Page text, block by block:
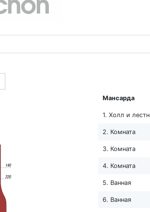
Мансарда
1. Холл и
2. Комната
3. Комната
4. Комната
5. Ванная
6. Ванная